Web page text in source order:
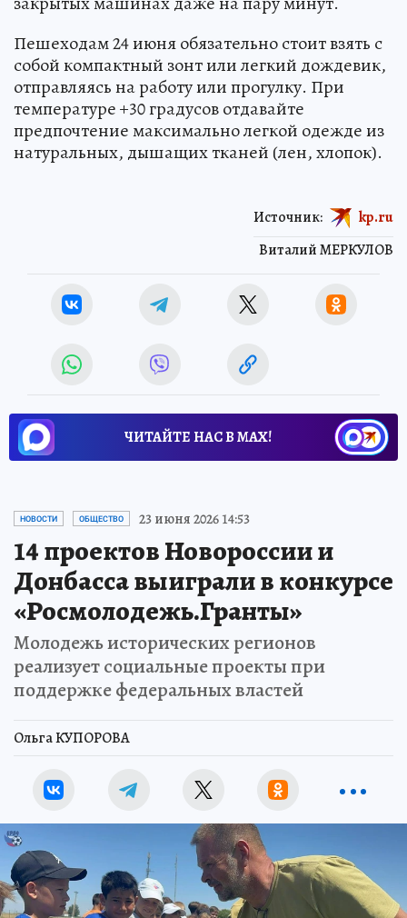
Пешеходам 24 июня обязательно стоит взять с
собой компактный зонт или легкий дождевик,
отправляясь на работу или прогулку. При
температуре +30 градусов отдавайте
предпочтение максимально легкой одежде из
натуральных, дышащих тканей (лен, хлопок).
Виталий МЕРКУЛОВ
Источник: kp.ru
ЧИТАЙТЕ НАС В МАХ!
НОВОСТИ ОБЩЕСТВО 23 июня 2026 14:53
14 проектов Новороссии и
Донбасса выиграли в конкурсе
«Росмолодежь.Гранты»
Молодежь исторических регионов
реализует социальные проекты при
поддержке федеральных властей
Ольга КУПОРОВА